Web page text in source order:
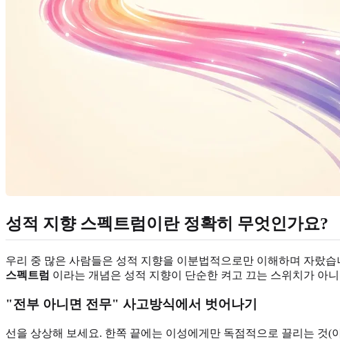
성적 지향 스펙트럼이란 정확히 무엇인가요?
우리 중 많은 사람들은 성적 지향을 이분법적으로만 이해하며 자랐
스펙트럼 이라는 개념은 성적 지향이 단순한 켜고 끄는 스위치가 아
"전부 아니면 전무" 사고방식에서 벗어나기
선을 상상해 보세요. 한쪽 끝에는 이성에게만 독점적으로 끌리는 것